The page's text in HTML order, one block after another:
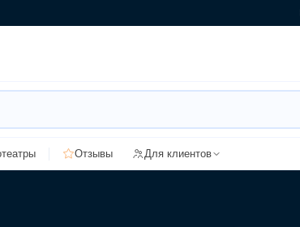
Отзывы Для клиентов